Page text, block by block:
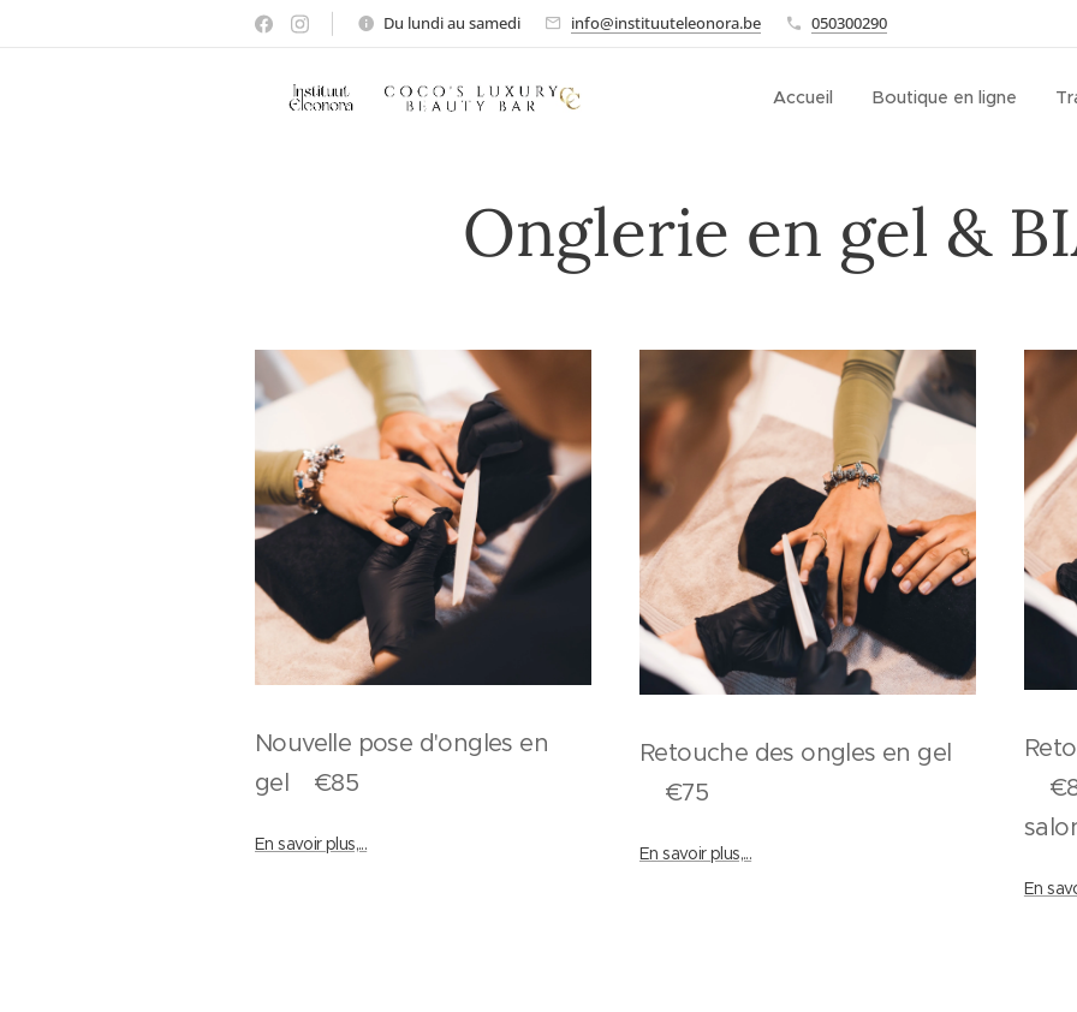
Du lundi au samedi info@instituuteleonora.be 050300290
Accueil Boutique en ligne
Onglerie en gel &
Nouvelle pose d'ongles en
gel €85
En savoir plus,...
Retouche des ongles en gel
€75
En savoir plus,...
En